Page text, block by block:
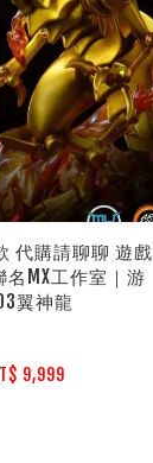
代購請聊聊 遊戲
名MX工作室｜游
翼神龍
9,999